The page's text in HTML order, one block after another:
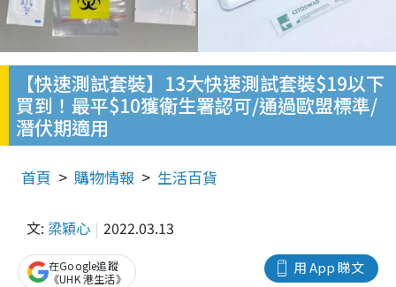
【快速測試套裝】13大快速測試套裝$19以下
買到！最平$10獲衛生署認可/通過歐盟標準/
潛伏期適用
首頁 購物情報 生活百貨
文: 梁穎心 2022.03.13
用 App 睇文
在Google追蹤
《UHK 港生活》